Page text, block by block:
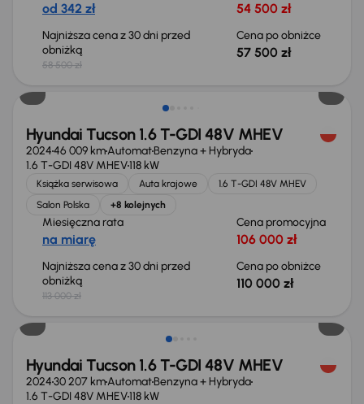
od 342 zł 54 500 zł
Najniższa cena z 30 dni przed
obniżką
58 500 zł
Cena po obniżce
57 500 zł
Taniej o 3 000 zł
Hyundai Tucson 1.6 T-GDI 48V MHEV
202446 009 kmAutomatBenzyna + Hybryda
1.6 T-GDI 48V MHEV118 kW
Książka serwisowa Auta krajowe
1.6 T-GDI 48V MHEV
Salon Polska
+8 kolejnych
Miesięczna rata
na miarę
Cena promocyjna
106 000 zł
Najniższa cena z 30 dni przed
obniżką
113 000 zł
Cena po obniżce
110 000 zł
Taniej o 2 000 zł
Hyundai Tucson 1.6 T-GDI 48V MHEV
202430 207 kmAutomatBenzyna + Hybryda
1.6 T-GDI 48V MHEV118 kW